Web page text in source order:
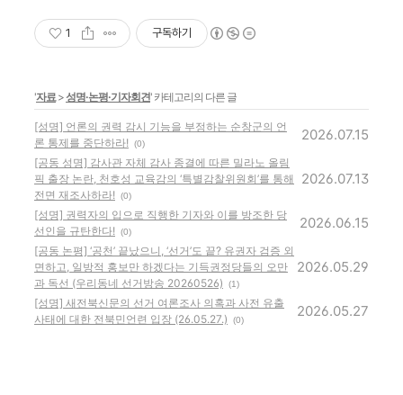
1 구독하기
'자료>성명·논평·기자회견' 카테고리의 다른 글
[성명] 언론의 권력 감시 기능을 부정하는 순창군의 언
론 통제를 중단하라! (0)
2026.07.15
[공동 성명] 감사관 자체 감사 종결에 따른 밀라노 올림
픽 출장 논란, 천호성 교육감의 ‘특별감찰위원회’를 통해
전면 재조사하라! (0)
2026.07.13
[성명] 권력자의 입으로 직행한 기자와 이를 방조한 당
선인을 규탄한다! (0)
2026.06.15
[공동 논평] ‘공천’ 끝났으니, ‘선거’도 끝? 유권자 검증 외
면하고, 일방적 홍보만 하겠다는 기득권정당들의 오만
과 독선 (우리동네 선거방송 20260526)
(1)
2026.05.29
[성명] 새전북신문의 선거 여론조사 의혹과 사전 유출
사태에 대한 전북민언련 입장 (26.05.27.)
(0)
2026.05.27